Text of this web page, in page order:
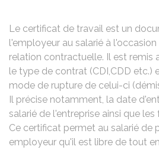
Le certificat de travail est un
l'employeur au salarié à
relation contractuelle. Il est remis
le type de contrat (CDI,CDD etc.)
mode de rupture de celui-ci
Il précise notamment, la date
salarié de l'entreprise ainsi que
Ce certificat permet au salarié de
employeur qu'il est libre de tout